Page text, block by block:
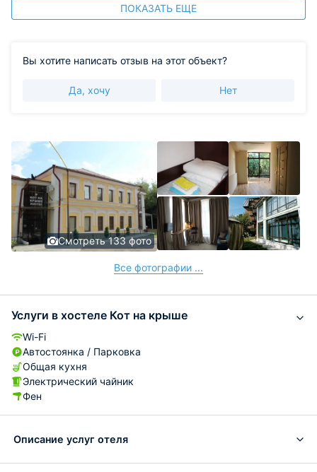
ПОКАЗАТЬ ЕЩЕ
Вы хотите написать отзыв на этот объект?
Да, хочу Нет
Смотреть 133 фото
Все фотографии ...
Услуги в хостеле Кот на крыше
Wi-Fi
Автостоянка / Парковка
Общая кухня
Электрический чайник
Фен
Описание услуг отеля